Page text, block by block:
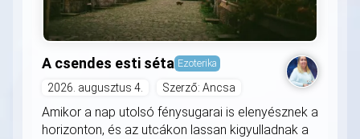
A csendes esti séta Ezoterika
2026. augusztus 4. Szerző: Ancsa
Amikor a nap utolsó fénysugarai is elenyésznek a
horizonton, és az utcákon lassan kigyulladnak a